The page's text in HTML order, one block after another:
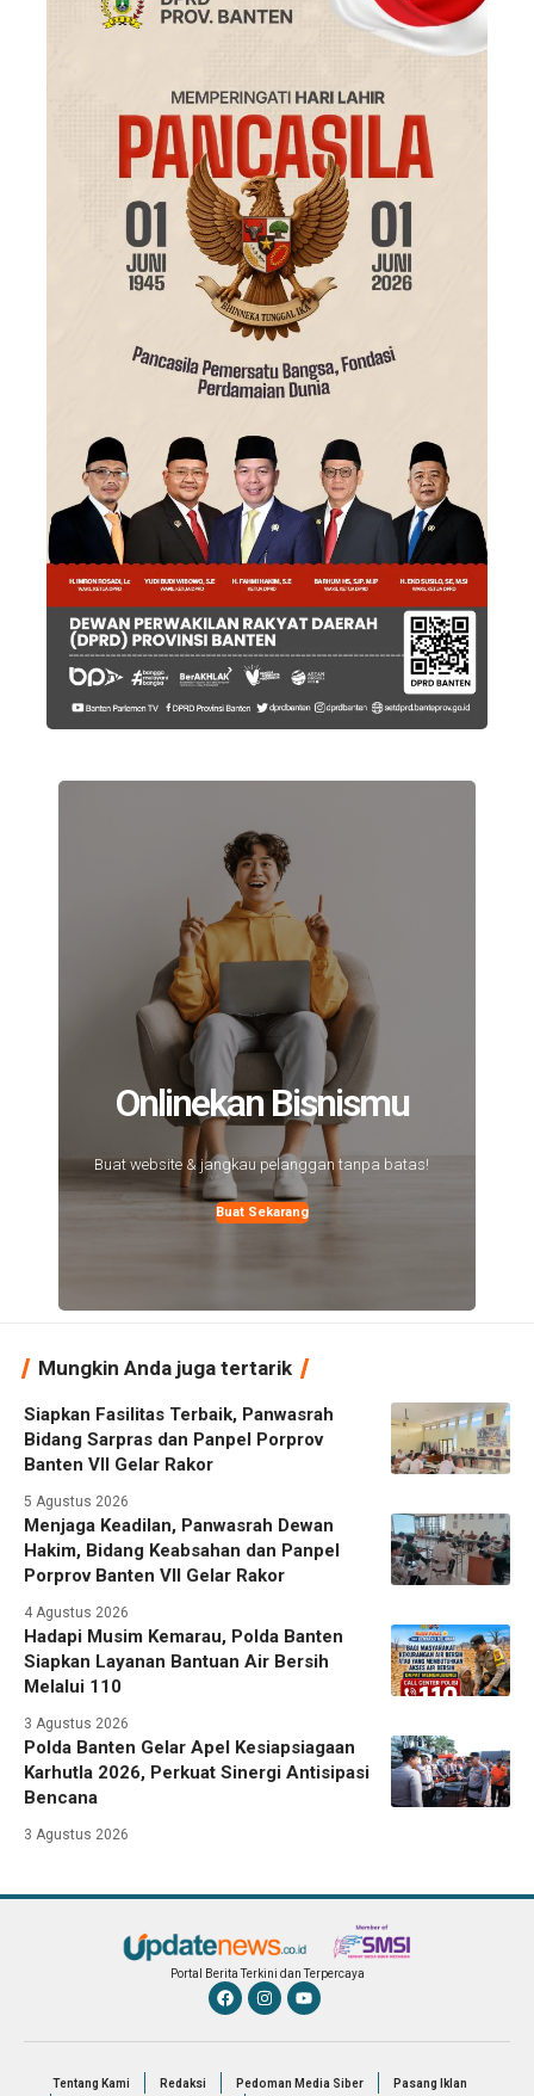
Onlinekan Bisnismu
Buat website & jangkau pelanggan tanpa batas!
Buat Sekarang
Mungkin Anda juga tertarik
Siapkan Fasilitas Terbaik, Panwasrah
Bidang Sarpras dan Panpel Porprov
Banten VII Gelar Rakor
5 Agustus 2026
Menjaga Keadilan, Panwasrah Dewan
Hakim, Bidang Keabsahan dan Panpel
Porprov Banten VII Gelar Rakor
4 Agustus 2026
Hadapi Musim Kemarau, Polda Banten
Siapkan Layanan Bantuan Air Bersih
Melalui 110
3 Agustus 2026
Polda Banten Gelar Apel Kesiapsiagaan
Karhutla 2026, Perkuat Sinergi Antisipasi
Bencana
3 Agustus 2026
Portal Berita Terkini dan Terpercaya
Tentang Kami Redaksi Pedoman Media Siber Pasang Iklan